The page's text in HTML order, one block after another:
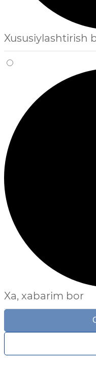
Xususiylashtirish
Xa, xabarim bor